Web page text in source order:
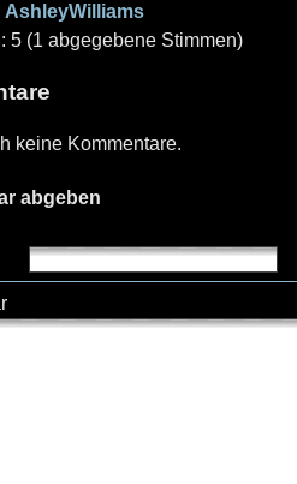
AshleyWilliams
5 (1 abgegebene Stimmen)
keine Kommentare.
abgeben